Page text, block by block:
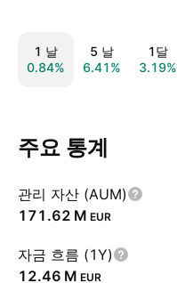
1 날
0.84%
5 날
6.41%
1달
3.19%
주요 통계
관리 자산 (AUM)
‪171.62 M‬ EUR
자금 흐름 (1Y)
‪12.46 M‬ EUR